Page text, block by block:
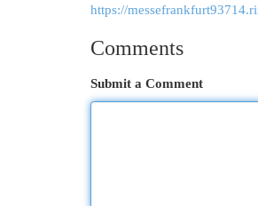
https://
Comments
Submit a Comment